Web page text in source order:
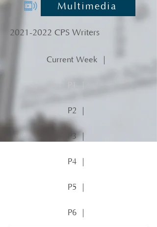
Multimedia
2021-2022 CPS Writers
Current Week ｜
P2 ｜
P3 ｜
P4 ｜
P5 ｜
P6 ｜